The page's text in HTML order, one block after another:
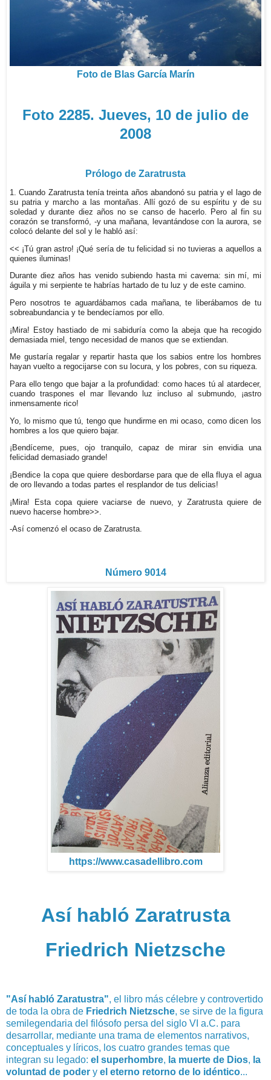
Foto de Blas García Marín
Foto 2285. Jueves, 10 de julio de
2008
Prólogo de Zaratrusta
1. Cuando Zaratrusta tenía treinta años abandonó su patria y el lago de
su patria y marcho a las montañas. Allí gozó de su espíritu y de su
soledad y durante diez años no se canso de hacerlo. Pero al fin su
corazón se transformó, -y una mañana, levantándose con la aurora, se
colocó delante del sol y le habló así:
<< ¡Tú gran astro! ¡Qué sería de tu felicidad si no tuvieras a aquellos a
quienes iluminas!
Durante diez años has venido subiendo hasta mi caverna: sin mí, mi
águila y mi serpiente te habrías hartado de tu luz y de este camino.
Pero nosotros te aguardábamos cada mañana, te liberábamos de tu
sobreabundancia y te bendecíamos por ello.
¡Mira! Estoy hastiado de mi sabiduría como la abeja que ha recogido
demasiada miel, tengo necesidad de manos que se extiendan.
Me gustaría regalar y repartir hasta que los sabios entre los hombres
hayan vuelto a regocijarse con su locura, y los pobres, con su riqueza.
Para ello tengo que bajar a la profundidad: como haces tú al atardecer,
cuando traspones el mar llevando luz incluso al submundo, ¡astro
inmensamente rico!
Yo, lo mismo que tú, tengo que hundirme en mi ocaso, como dicen los
hombres a los que quiero bajar.
¡Bendíceme, pues, ojo tranquilo, capaz de mirar sin envidia una
felicidad demasiado grande!
¡Bendice la copa que quiere desbordarse para que de ella fluya el agua
de oro llevando a todas partes el resplandor de tus delicias!
¡Mira! Esta copa quiere vaciarse de nuevo, y Zaratrusta quiere de
nuevo hacerse hombre>>.
-Así comenzó el ocaso de Zaratrusta.
Número 9014
https://www.casadellibro.com
Así habló Zaratrusta
Friedrich Nietzsche
"Así habló Zaratustra", el libro más célebre y controvertido
de toda la obra de Friedrich Nietzsche, se sirve de la figura
semilegendaria del filósofo persa del siglo VI a.C. para
desarrollar, mediante una trama de elementos narrativos,
conceptuales y líricos, los cuatro grandes temas que
integran su legado: el superhombre, la muerte de Dios, la
voluntad de poder y el eterno retorno de lo idéntico...